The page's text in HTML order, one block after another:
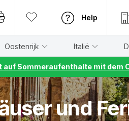
Help
Oostenrijk Italië
auf Sommeraufenthalte mit dem
und